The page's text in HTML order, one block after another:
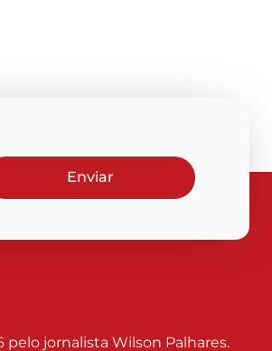
Enviar
jornalista Wilson Palhares.